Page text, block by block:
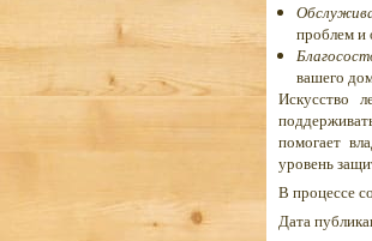
проблем и
вашего
Искусство
помогает
уровень
В процессе
Дата